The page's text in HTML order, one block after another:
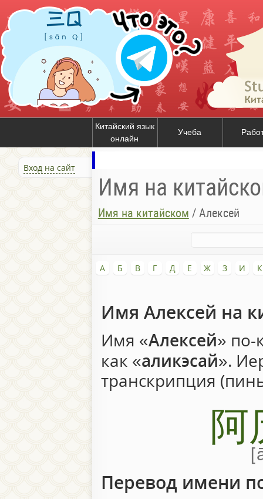
Китайский язык
онлайн
Учеба
Вход на сайт
Имя на
Имя на китайском / Алексей
А Б В Г Д Е Ж З И К
Имя Алексей на
Имя «Алексей» по-
как «аликэсай».
транскрипция
阿
Перевод имени